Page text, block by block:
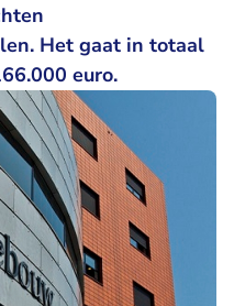
Het gaat in totaal
euro.